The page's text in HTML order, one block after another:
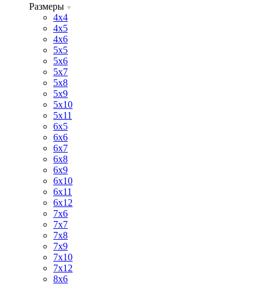
Размеры
4х4
4х5
4х6
5х5
5х6
5х7
5х8
5х9
5х10
5х11
6х5
6х6
6х7
6х8
6х9
6х10
6х11
6х12
7х6
7х7
7х8
7х9
7х10
7х12
8х6